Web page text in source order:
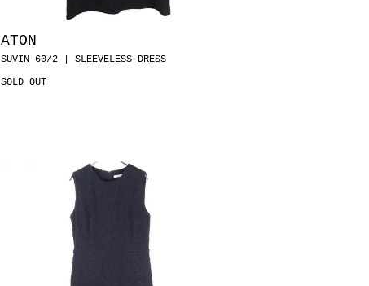
ATON
SUVIN 60/2 | SLEEVELESS DRESS
SOLD OUT